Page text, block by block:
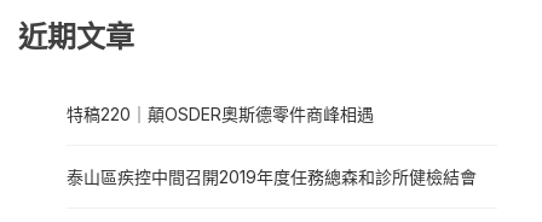
近期文章
特稿220｜顛OSDER奧斯德零件商峰相遇
泰山區疾控中間召開2019年度任務總森和診所健檢結會